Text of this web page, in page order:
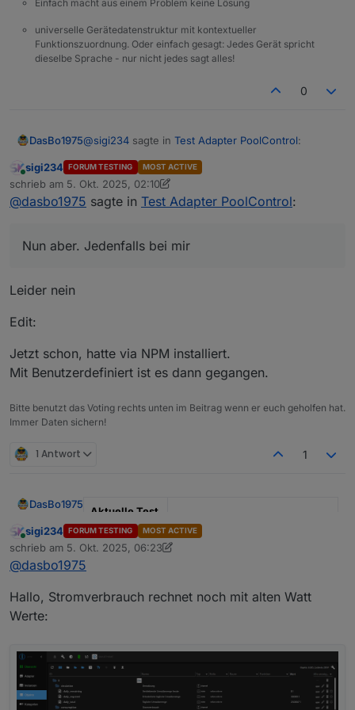
Einfach macht aus einem Problem keine Lösung
universelle Gerätedatenstruktur mit kontextueller
Funktionszuordnung. Oder einfach gesagt: Jedes Gerät spricht
dieselbe Sprache - nur nicht jedes sagt alles!
0
DasBo1975@sigi234 sagte in Test Adapter PoolControl:
@dasbo1975sagte in
PoolControl:
sigi234 sagte in
PoolControl
Nein
Nun aber. Jedenfalls bei mir
Online
sigi234 FORUM TESTING MOST ACTIVE
schrieb am 5. Okt. 2025, 02:10
zuletzt editiert von sigi23410. Mai 2025, 04:19
@dasbo1975 sagte in Test Adapter PoolControl:
Nun aber. Jedenfalls bei mir
Leider nein
Edit:
Jetzt schon, hatte via NPM installiert.
Mit Benutzerdefiniert ist es dann gegangen.
Bitte benutzt das Voting rechts unten im Beitrag wenn er euch geholfen hat.
Immer Daten sichern!
1 Antwort 1
DasBo1975
Aktuelle Test
Version
1.4.1
Veröffentlichu
Github Link
https://github.com/DasBo1975/i
Der Adapter
Steuerung und Überwachung von Poolanlagen.
Zu den Funktionen gehören:
Pumpensteuerung (Automatik, Manuell,
Zeitsteuerung, Aus) inkl. Frost- und
Changelog (Auszug)
Online
sigi234 FORUM TESTING MOST ACTIVE
schrieb am 5. Okt. 2025, 06:23
zuletzt editiert von sigi23410. Mai 2025, 08:25
@dasbo1975
Hallo, Stromverbrauch rechnet noch mit alten Watt
Werte: